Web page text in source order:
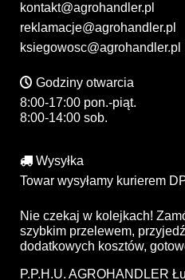
kontakt@agrohandler.pl
reklamacje@agrohandler.pl
ksiegowosc@agrohandler.pl
Godziny otwarcia
8:00-17:00 pon.-piąt.
8:00-14:00 sob.
Wysyłka
Towar wysyłamy kurierem
Nie czekaj w kolejkach!
szybkim przelewem,
dodatkowych kosztów,
P.P.H.U. AGROHANDLER